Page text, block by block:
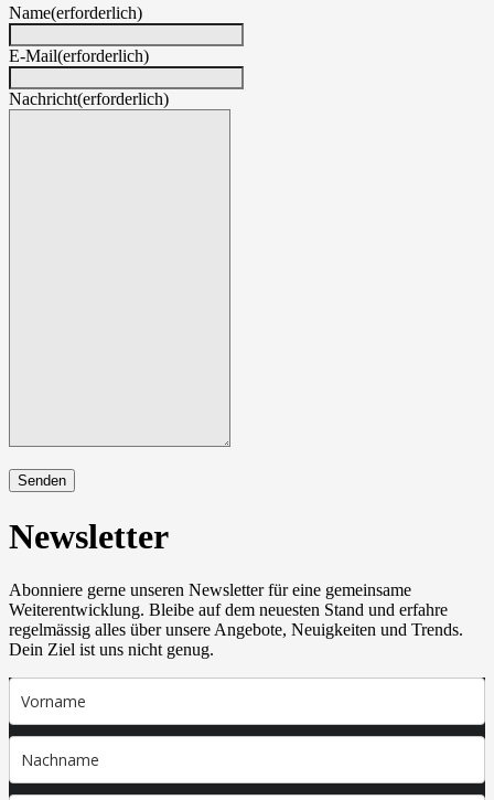
Name(erforderlich)
E-Mail(erforderlich)
Nachricht(erforderlich)
Senden
Newsletter
Abonniere gerne unseren Newsletter für eine gemeinsame
Weiterentwicklung. Bleibe auf dem neuesten Stand und erfahre
regelmässig alles über unsere Angebote, Neuigkeiten und Trends.
Dein Ziel ist uns nicht genug.